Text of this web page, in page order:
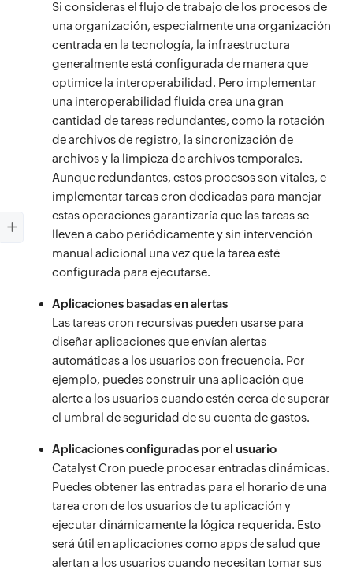
Si consideras el flujo de trabajo de los procesos de
una organización, especialmente una organización
centrada en la tecnología, la infraestructura
generalmente está configurada de manera que
optimice la interoperabilidad. Pero implementar
una interoperabilidad fluida crea una gran
cantidad de tareas redundantes, como la rotación
de archivos de registro, la sincronización de
archivos y la limpieza de archivos temporales.
Aunque redundantes, estos procesos son vitales, e
implementar tareas cron dedicadas para manejar
estas operaciones garantizaría que las tareas se
lleven a cabo periódicamente y sin intervención
manual adicional una vez que la tarea esté
configurada para ejecutarse.
Aplicaciones basadas en alertas
Las tareas cron recursivas pueden usarse para
diseñar aplicaciones que envían alertas
automáticas a los usuarios con frecuencia. Por
ejemplo, puedes construir una aplicación que
alerte a los usuarios cuando estén cerca de superar
el umbral de seguridad de su cuenta de gastos.
Aplicaciones configuradas por el usuario
Catalyst Cron puede procesar entradas dinámicas.
Puedes obtener las entradas para el horario de una
tarea cron de los usuarios de tu aplicación y
ejecutar dinámicamente la lógica requerida. Esto
será útil en aplicaciones como apps de salud que
alertan a los usuarios cuando necesitan tomar sus